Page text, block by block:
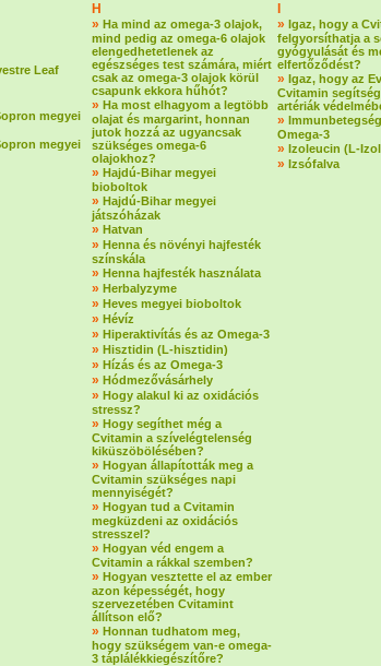
Leaf
megyei
megyei
H
» Ha mind az omega-3 olajok,
mind pedig az omega-6 olajok
elengedhetetlenek az
egészséges test számára, miért
csak az omega-3 olajok körül
csapunk ekkora hűhót?
» Ha most elhagyom a legtöbb
olajat és margarint, honnan
jutok hozzá az ugyancsak
szükséges omega-6
olajokhoz?
» Hajdú-Bihar megyei
bioboltok
» Hajdú-Bihar megyei
játszóházak
» Hatvan
» Henna és növényi hajfesték
színskála
» Henna hajfesték használata
» Herbalyzyme
» Heves megyei bioboltok
» Hévíz
» Hiperaktivítás és az Omega-3
» Hisztidin (L-hisztidin)
» Hízás és az Omega-3
» Hódmezővásárhely
» Hogy alakul ki az oxidációs
stressz?
» Hogy segíthet még a
Cvitamin a szívelégtelenség
kiküszöbölésében?
» Hogyan állapították meg a
Cvitamin szükséges napi
mennyiségét?
» Hogyan tud a Cvitamin
megküzdeni az oxidációs
stresszel?
» Hogyan véd engem a
Cvitamin a rákkal szemben?
» Hogyan vesztette el az ember
azon képességét, hogy
szervezetében Cvitamint
állítson elő?
» Honnan tudhatom meg,
hogy szükségem van-e omega-
3 táplálékkiegészítőre?
» Igaz, hogy a
felgyorsíthatja a
gyógyulását és
elfertőződést?
» Igaz, hogy az
Cvitamin
artériák
»
Omega-3
» Izoleucin (L-
» Izsófalva